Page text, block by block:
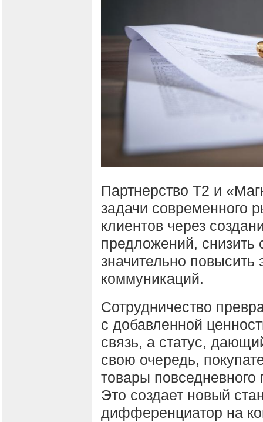
Партнерство Т2 и
задачи современного
клиентов через
предложений, снизить
значительно
коммуникаций.
Сотрудничество
с добавленной
связь, а статус,
свою очередь,
товары
Это создает новый
дифференциатор на